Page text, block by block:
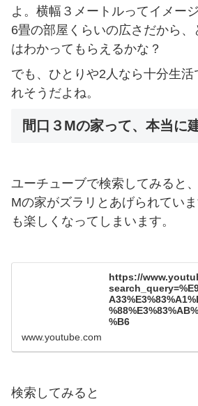
よ。横幅３メートルってイメー
6畳の部屋くらいの広さだから
はわかってもらえるかな？
でも、ひとりや2人なら十分生活
れそうだよね。
間口３Mの家って、本当に
ユーチューブで検索してみると
Mの家がズラリとあげられてい
も楽しくなってしまいます。
https://
%B6
www.youtube.com
検索してみると